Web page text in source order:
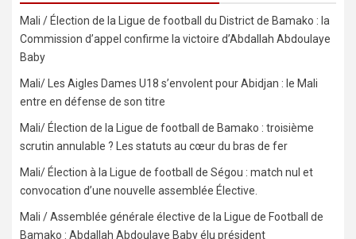
Mali / Élection de la Ligue de football du District de Bamako : la
Commission d’appel confirme la victoire d’Abdallah Abdoulaye
Baby
Mali/ Les Aigles Dames U18 s’envolent pour Abidjan : le Mali
entre en défense de son titre
Mali/ Élection de la Ligue de football de Bamako : troisième
scrutin annulable ? Les statuts au cœur du bras de fer
Mali/ Élection à la Ligue de football de Ségou : match nul et
convocation d’une nouvelle assemblée Élective.
Mali / Assemblée générale élective de la Ligue de Football de
Bamako : Abdallah Abdoulaye Baby élu président